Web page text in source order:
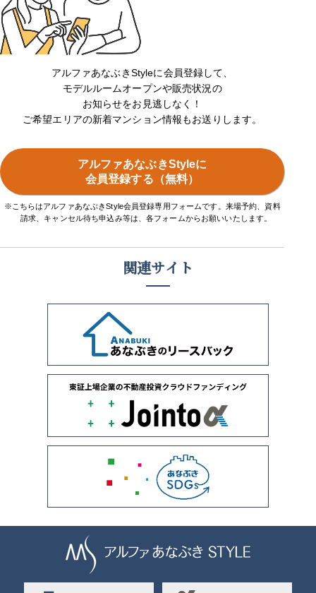
アルファあなぶきStyleに会員登録して、
モデルルームオープンや販売状況の
お知らせをお見逃しなく！
ご希望エリアの新着マンション情報もお送りします。
アルファあなぶきStyleに
会員登録する（無料）
※こちらはアルファあなぶきStyle会員登録専用フォームです。来場予約、資料
請求、キャンセル待ち申込み等は、各フォームからお願いいたします。
関連サイト